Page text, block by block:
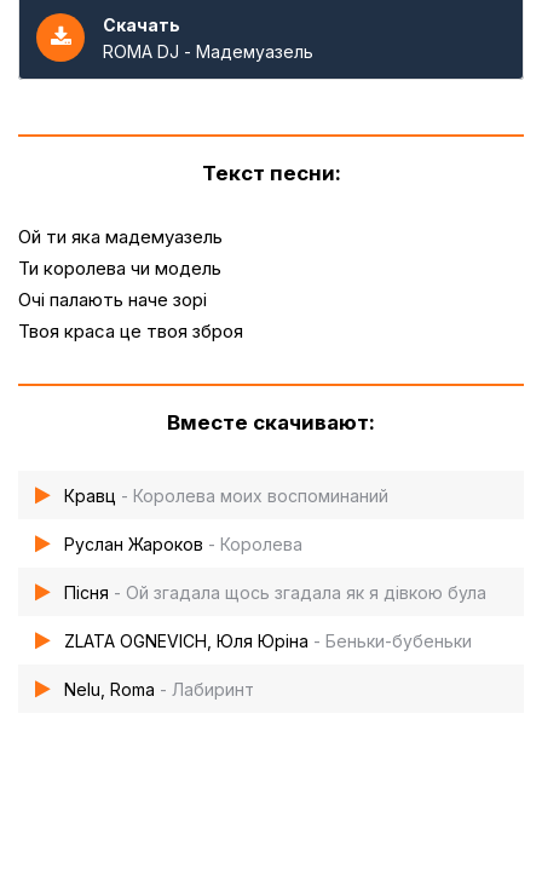
Скачать
ROMA DJ - Мадемуазель
Текст песни:
Ой ти яка мадемуазель
Ти королева чи модель
Очі палають наче зорі
Твоя краса це твоя зброя
Вместе скачивают:
Кравц - Королева моих воспоминаний
Руслан Жароков - Королева
Пісня - Ой згадала щось згадала як я дівкою була
ZLATA OGNEVICH, Юля Юріна - Беньки-бубеньки
Nelu, Roma - Лабиринт